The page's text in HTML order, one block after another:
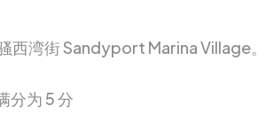
西湾街 Sandyport Marina Village。
分为 5 分